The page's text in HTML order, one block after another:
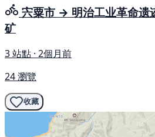
宍粟市 → 明治工业革命遗
矿
3 站點 · 2個月前
24 瀏覽
收藏